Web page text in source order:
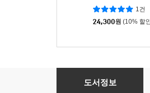
가이드북
1건
24,300원 (10% 할
그램그램 영문법 원정대 1
도서정보